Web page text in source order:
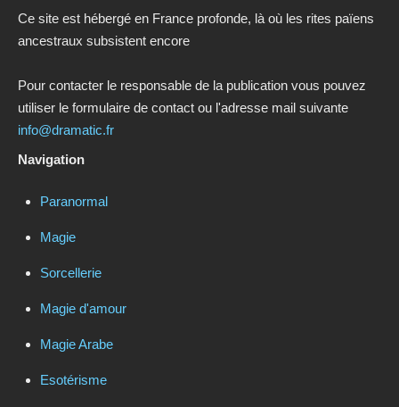
Ce site est hébergé en France profonde, là où les rites païens
ancestraux subsistent encore
Pour contacter le responsable de la publication vous pouvez
utiliser le formulaire de contact ou l'adresse mail suivante
info@dramatic.fr
Navigation
Paranormal
Magie
Sorcellerie
Magie d'amour
Magie Arabe
Esotérisme